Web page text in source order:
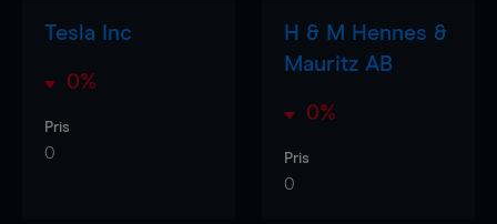
Tesla Inc
0%
Pris
0
H & M Hennes &
Mauritz AB
0%
Pris
0